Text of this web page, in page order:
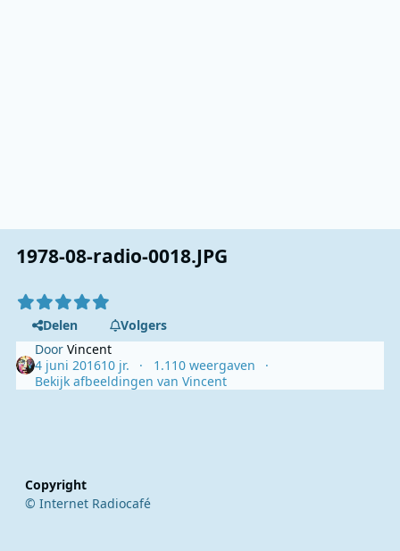
1978-08-radio-0018.JPG
Delen
Volgers
DoorVincent
4 juni 201610 jr.
1.110 weergaven
Bekijk afbeeldingen van Vincent
Copyright
© Internet Radiocafé